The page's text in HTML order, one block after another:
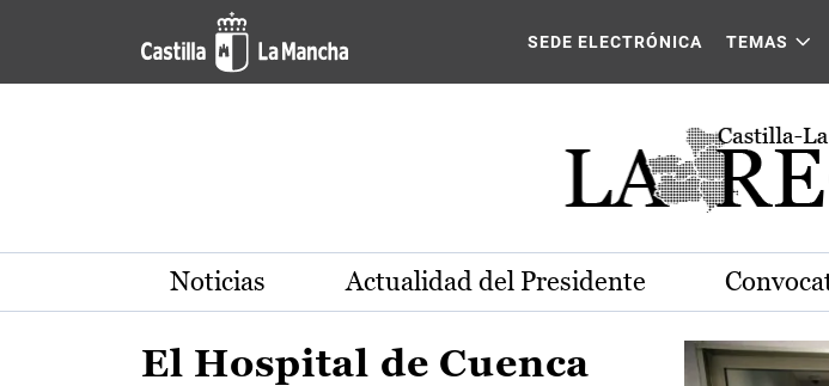
Pasar al contenido principal
Actualidad de la región de Castilla-La
SEDE ELECTRÓNICA TEMAS
Noticias Actualidad del Presidente
El Hospital de Cuenca